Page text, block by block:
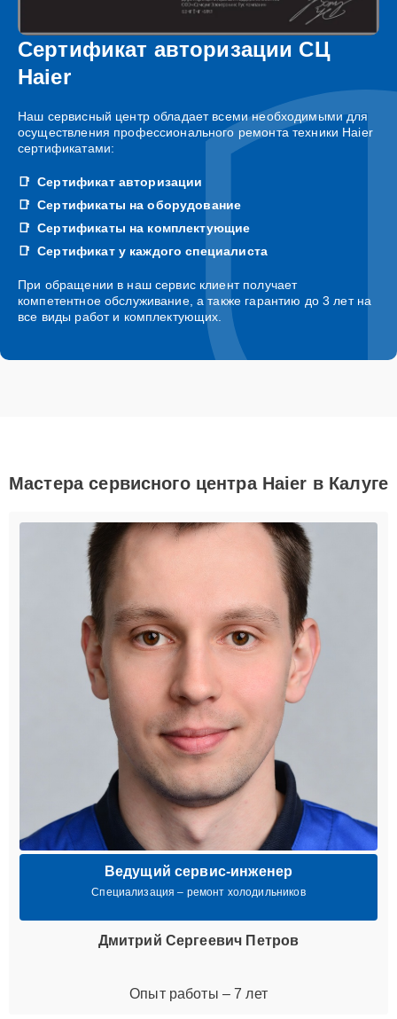
Сертификат авторизации СЦ
Haier
Наш сервисный центр обладает всеми необходимыми для
осуществления профессионального ремонта техники Haier
сертификатами:
Сертификат авторизации
Сертификаты на оборудование
Сертификаты на комплектующие
Сертификат у каждого специалиста
При обращении в наш сервис клиент получает
компетентное обслуживание, а также гарантию до 3 лет на
все виды работ и комплектующих.
Мастера сервисного центра Haier в Калуге
Ведущий сервис-инженер
Специализация – ремонт холодильников
Дмитрий Сергеевич Петров
Опыт работы – 7 лет